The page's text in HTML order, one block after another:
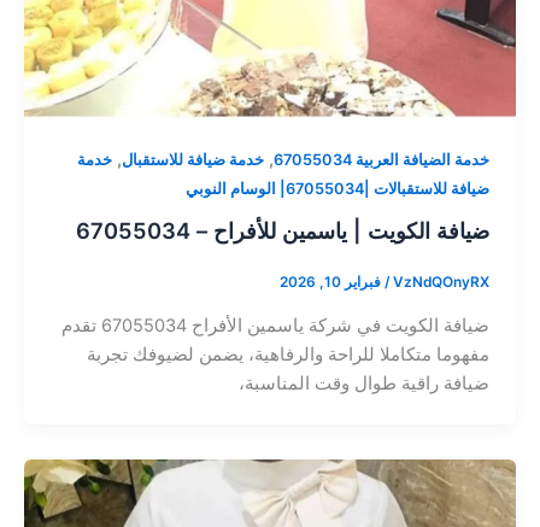
خدمة الضيافة العربية 67055034 , خدمة ضيافة للاستقبال, خدمة
ضيافة للاستقبالات |67055034| الوسام النوبي
ضيافة الكويت | ياسمين للأفراح – 67055034
VzNdQOnyRX
/ فبراير 10, 2026
ضيافة الكويت في شركة ياسمين الأفراح 67055034 تقدم
مفهوما متكاملا للراحة والرفاهية، يضمن لضيوفك تجربة
ضيافة راقية طوال وقت المناسبة،